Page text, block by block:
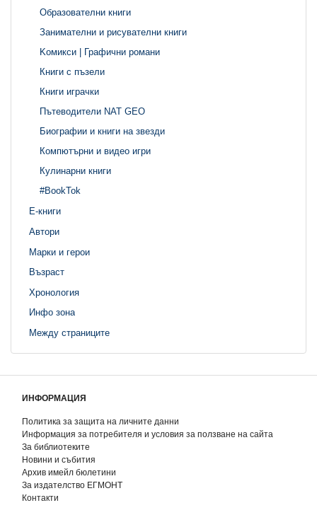
Образователни книги
Занимателни и рисувателни книги
Kомикси | Графични романи
Книги с пъзели
Книги играчки
Пътеводители NAT GEO
Биографии и книги на звезди
Компютърни и видео игри
Кулинарни книги
#BookTok
Е-книги
Автори
Марки и герои
Възраст
Хронология
Инфо зона
Между страниците
ИНФОРМАЦИЯ
Политика за защита на личните данни
Информация за потребителя и условия за ползване на сайта
За библиотеките
Новини и събития
Архив имейл бюлетини
За издателство ЕГМОНТ
Контакти